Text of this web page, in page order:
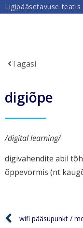
Ligipääsetavuse teatis
Tagasi
digiõpe
/digital learning/
digivahendite abil
õppevormis (nt